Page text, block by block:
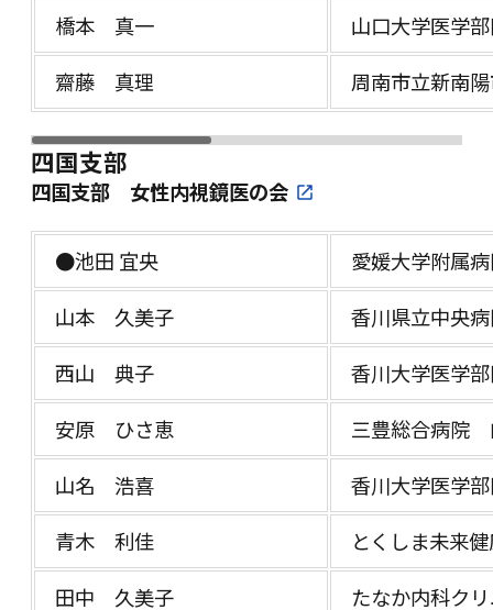
橋本 真一
山口大学医学
齋藤 真理
周南市立新南
四国支部
四国支部 女性内視鏡医の会
●池田 宜央
愛媛大学附属
山本 久美子
香川県立中央
西山 典子
香川大学医学
安原 ひさ恵
三豊総合病院
山名 浩喜
香川大学医学
青木 利佳
とくしま未来
田中 久美子
たなか内科ク